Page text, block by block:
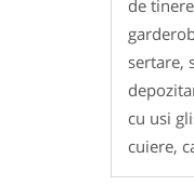
de
sertare,
cu usi
cuiere,